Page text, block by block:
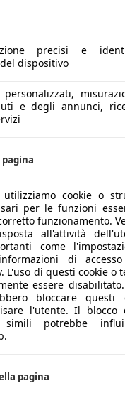
precisi e
dispositivo
e degli annunci,
cookie o
per le funzioni
funzionamento.
all'attività
come
di
L'uso di questi cookie o
essere disabilitato.
bloccare questi
l'utente. Il blocco
potrebbe
pagina